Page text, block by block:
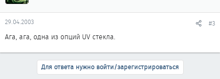
29.04.2003 #3
Ага, ага, одна из опций UV стекла.
Для ответа нужно войти/зарегистрироваться